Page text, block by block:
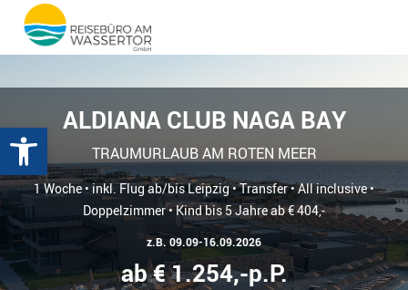
Werkzeugleiste öffnenALDIANA CLUB NAGA BAY
TRAUMURLAUB AM ROTEN MEER
1 Woche • inkl. Flug ab/bis Leipzig • Transfer • All inclusive •
Doppelzimmer • Kind bis 5 Jahre ab € 404,-
z.B. 09.09-16.09.2026
ab € 1.254,-p.P.